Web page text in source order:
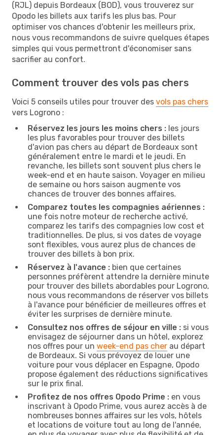
(RJL) depuis Bordeaux (BOD), vous trouverez sur
Opodo les billets aux tarifs les plus bas. Pour
optimiser vos chances d'obtenir les meilleurs prix,
nous vous recommandons de suivre quelques étapes
simples qui vous permettront d'économiser sans
sacrifier au confort.
Comment trouver des vols pas chers
Voici 5 conseils utiles pour trouver des vols pas chers
vers Logrono :
Réservez les jours les moins chers : les jours
les plus favorables pour trouver des billets
d'avion pas chers au départ de Bordeaux sont
généralement entre le mardi et le jeudi. En
revanche, les billets sont souvent plus chers le
week-end et en haute saison. Voyager en milieu
de semaine ou hors saison augmente vos
chances de trouver des bonnes affaires.
Comparez toutes les compagnies aériennes :
une fois notre moteur de recherche activé,
comparez les tarifs des compagnies low cost et
traditionnelles. De plus, si vos dates de voyage
sont flexibles, vous aurez plus de chances de
trouver des billets à bon prix.
Réservez à l'avance : bien que certaines
personnes préfèrent attendre la dernière minute
pour trouver des billets abordables pour Logrono,
nous vous recommandons de réserver vos billets
à l'avance pour bénéficier de meilleures offres et
éviter les surprises de dernière minute.
Consultez nos offres de séjour en ville : si vous
envisagez de séjourner dans un hôtel, explorez
nos offres pour un week-end pas cher au départ
de Bordeaux. Si vous prévoyez de louer une
voiture pour vous déplacer en Espagne, Opodo
propose également des réductions significatives
sur le prix final.
Profitez de nos offres Opodo Prime : en vous
inscrivant à Opodo Prime, vous aurez accès à de
nombreuses bonnes affaires sur les vols, hôtels
et locations de voiture tout au long de l'année,